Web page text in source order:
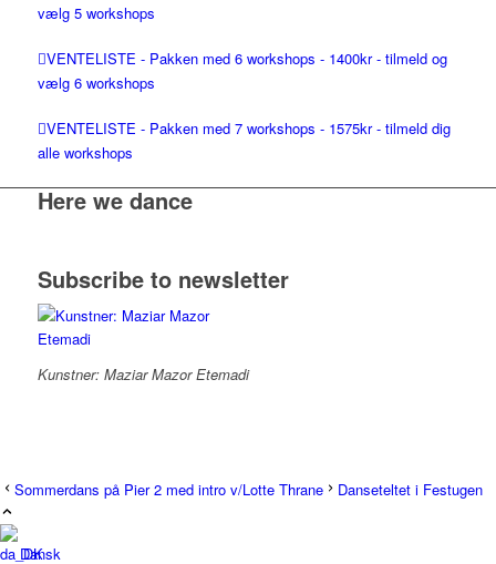
vælg 5 workshops
VENTELISTE - Pakken med 6 workshops - 1400kr - tilmeld og
vælg 6 workshops
VENTELISTE - Pakken med 7 workshops - 1575kr - tilmeld dig
alle workshops
Here we dance
Subscribe to newsletter
Kunstner: Maziar Mazor Etemadi
Sommerdans på Pier 2 med intro v/Lotte Thrane Danseteltet i Festugen
Dansk